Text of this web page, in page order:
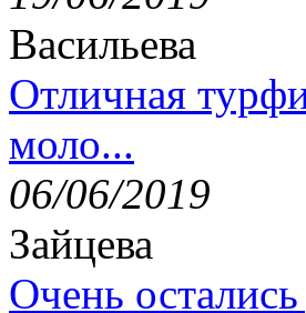
Васильева
Отличная
моло...
06/06/2019
Зайцева
Очень